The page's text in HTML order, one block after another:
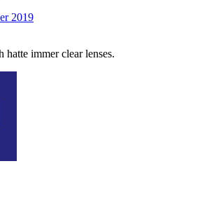
2019
hatte immer clear lenses.